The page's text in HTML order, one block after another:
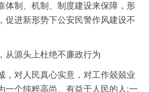
体制、机制、制度建设来保障，形
促进新形势下公安民警作风建设不
从源头上杜绝不廉政行为
，对人民真心实意，对工作兢兢业
一个纯粹高尚、有益于人民的人;一